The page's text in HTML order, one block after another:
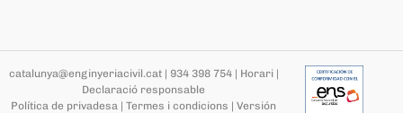
catalunya@enginyeriacivil.cat | 934 398 754 | Horari |
Declaració responsable
Política de privadesa | Termes i condicions | Versión